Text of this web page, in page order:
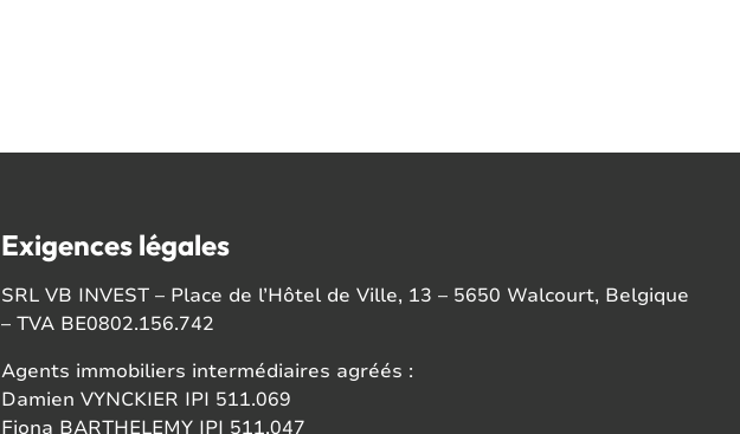
Exigences légales
SRL VB INVEST – Place de l’Hôtel de Ville, 13 – 5650 Walcourt, Belgique
– TVA BE0802.156.742
Agents immobiliers intermédiaires agréés :
Damien VYNCKIER IPI 511.069
Fiona BARTHELEMY IPI 511.047